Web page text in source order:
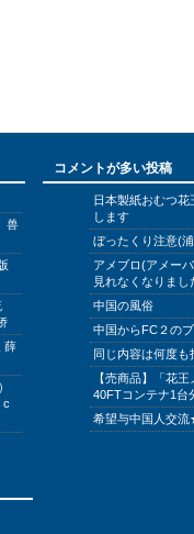
兽
薛
c
コメントが多い投稿
日本製紙おむつ
します
ぼったくり注意(
アメブロ(アメー
見れなくなりまし
中国の風俗
中国からFC２の
同じ内容は何度
【売商品】「花
40FTコンテナ1台
希望与中国人交